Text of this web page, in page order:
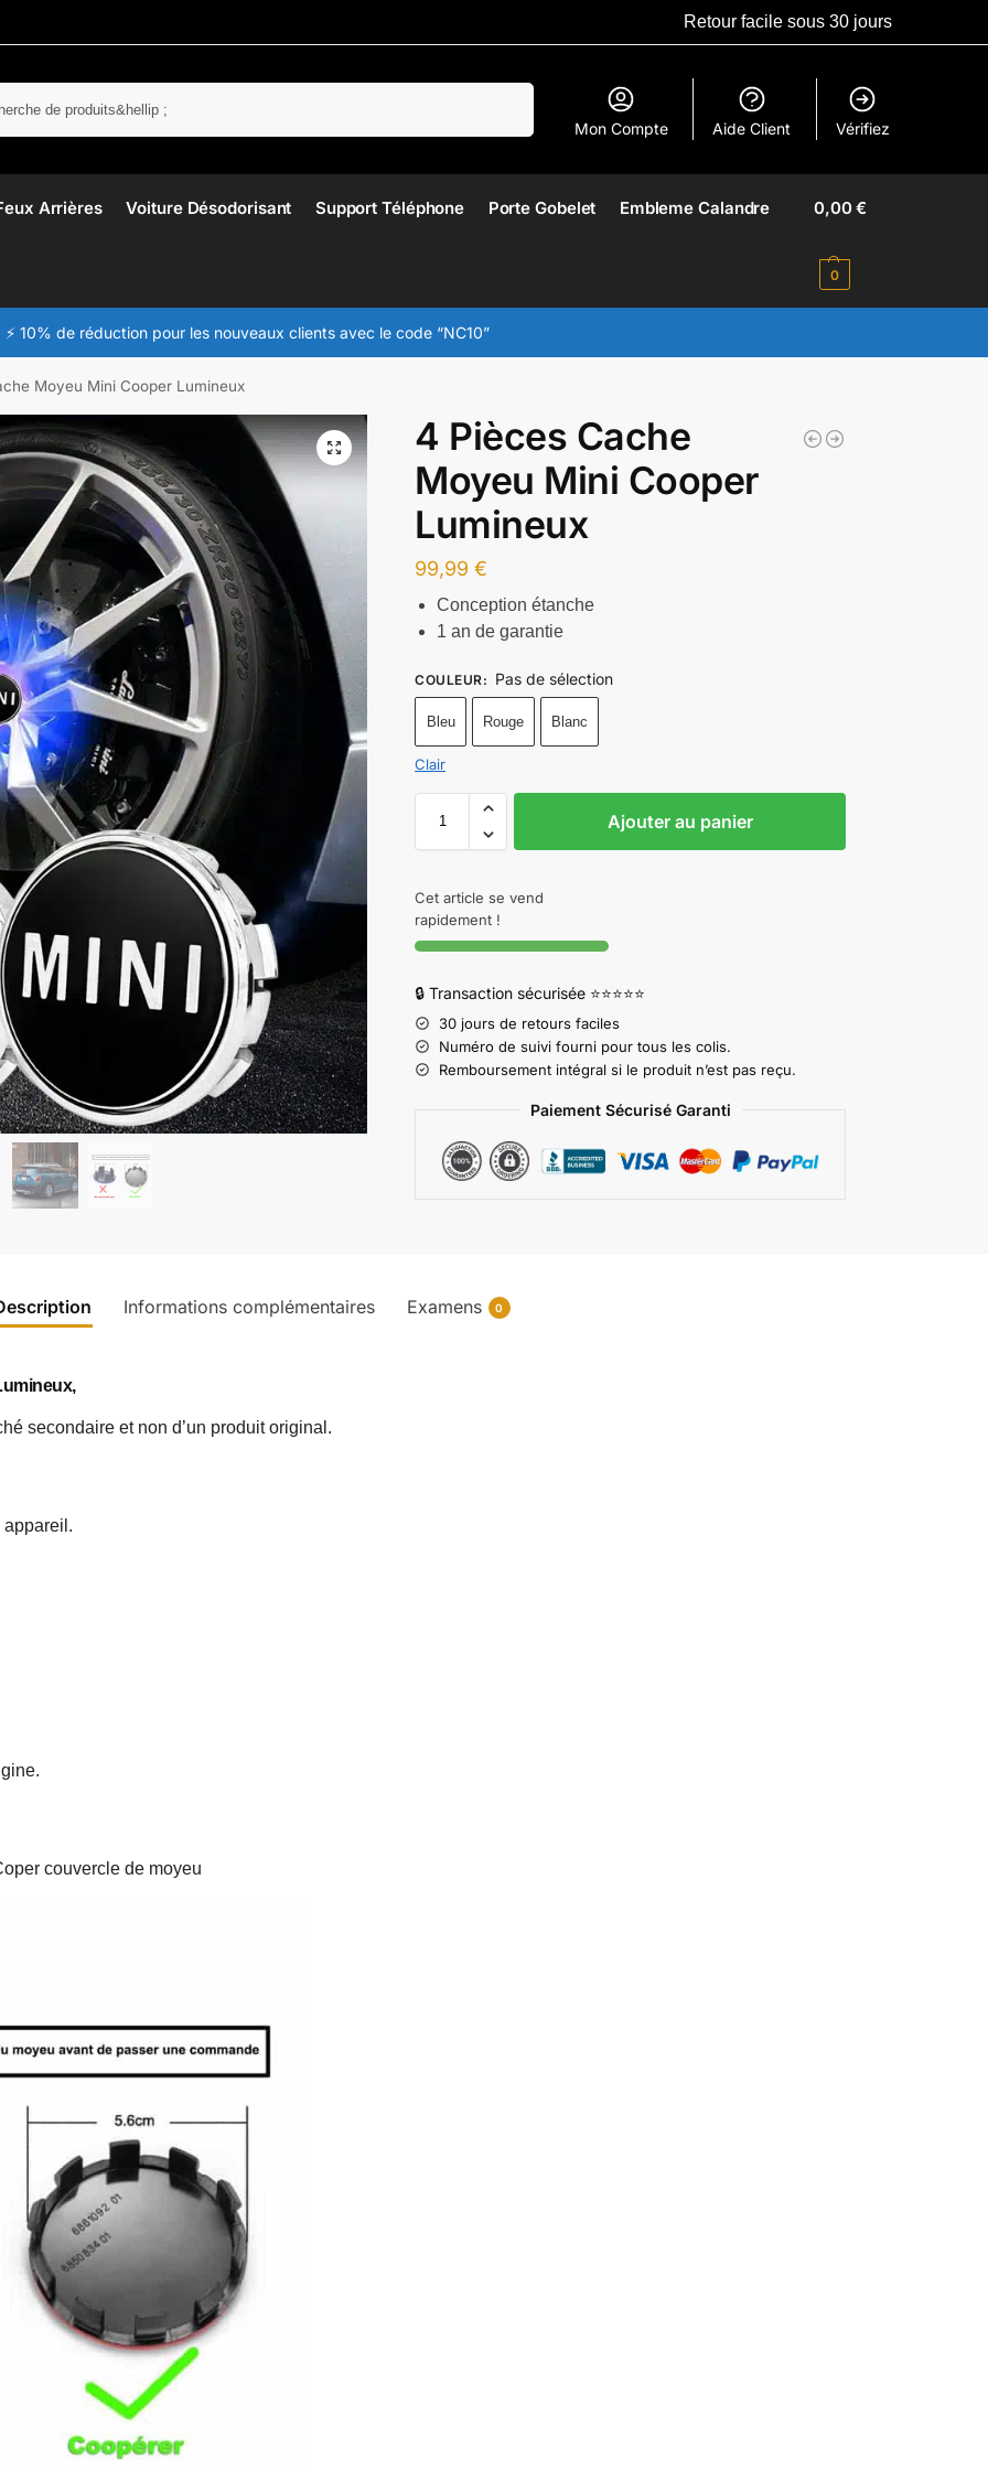
Retour facile sous 30 jours
Mon Compte Aide Client Vérifiez
Arrières Voiture Désodorisant Support Téléphone Porte Gobelet Embleme Calandre​ 0,00€
0
⚡ 10% de réduction pour les nouveaux clients avec le code “NC10”
Moyeu Mini Cooper Lumineux
4 Pièces Cache
Moyeu Mini Cooper
Lumineux
99,99€
Conception étanche
1 an de garantie
COULEUR: Pas de sélection
Bleu Rouge Blanc
Clair
Ajouter au panier
Cet article se vend
rapidement !
🔒 Transaction sécurisée ⭐⭐⭐⭐⭐
30 jours de retours faciles
Numéro de suivi fourni pour tous les colis.
Remboursement intégral si le produit n’est pas reçu.
Paiement Sécurisé Garanti
Informations complémentaires Examens 0
secondaire et non d’un produit original.
appareil.
couvercle de moyeu